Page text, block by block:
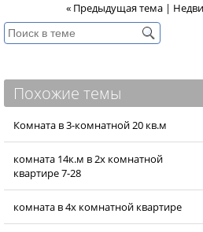
« Предыдущая тема |
Похожие темы
Комната в 3-комнатной 20 кв.м
комната 14к.м в 2х комнатной
квартире 7-28
комната в 4х комнатной квартире